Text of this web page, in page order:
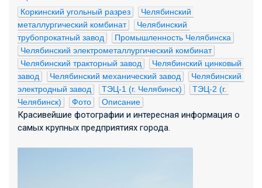
Коркинский угольный разрез
Челябинский
металлургический комбинат
Челябинский
трубопрокатный завод
Промышленность Челябинска
Челябинский электрометаллургический комбинат
Челябинский тракторный завод
Челябинский цинковый
завод
Челябинский механический завод
Челябинский
электродный завод
ТЭЦ-1 (г. Челябинск)
ТЭЦ-2 (г.
Челябинск)
Фото Описание
Красивейшие фотографии и интересная информация о
самых крупных предприятиях города.